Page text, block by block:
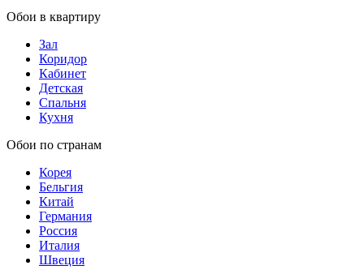
Обои в квартиру
Зал
Коридор
Кабинет
Детская
Спальня
Кухня
Обои по странам
Корея
Бельгия
Китай
Германия
Россия
Италия
Швеция